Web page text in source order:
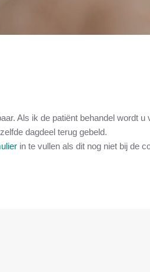
Als ik de patiënt behandel
dagdeel terug gebeld​.
in te vullen als dit nog niet bij de